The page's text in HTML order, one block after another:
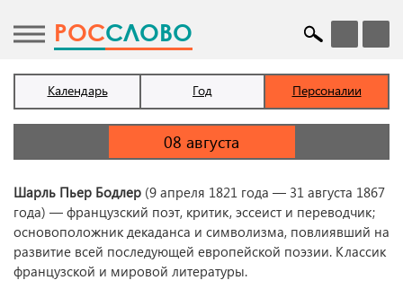
POCСЛОВО
Календарь Год Персоналии
Шарль Пьер Бодлер (9 апреля 1821 года — 31 августа 1867
года) — французский поэт, критик, эссеист и переводчик;
основоположник декаданса и символизма, повлиявший на
развитие всей последующей европейской поэзии. Классик
французской и мировой литературы.